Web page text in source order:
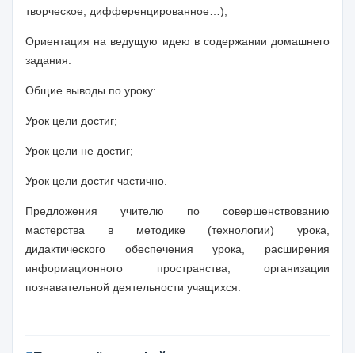
творческое, дифференцированное…);
Ориентация на ведущую идею в содержании домашнего
задания.
Общие выводы по уроку:
Урок цели достиг;
Урок цели не достиг;
Урок цели достиг частично.
Предложения учителю по совершенствованию
мастерства в методике (технологии) урока,
дидактического обеспечения урока, расширения
информационного пространства, организации
познавательной деятельности учащихся.